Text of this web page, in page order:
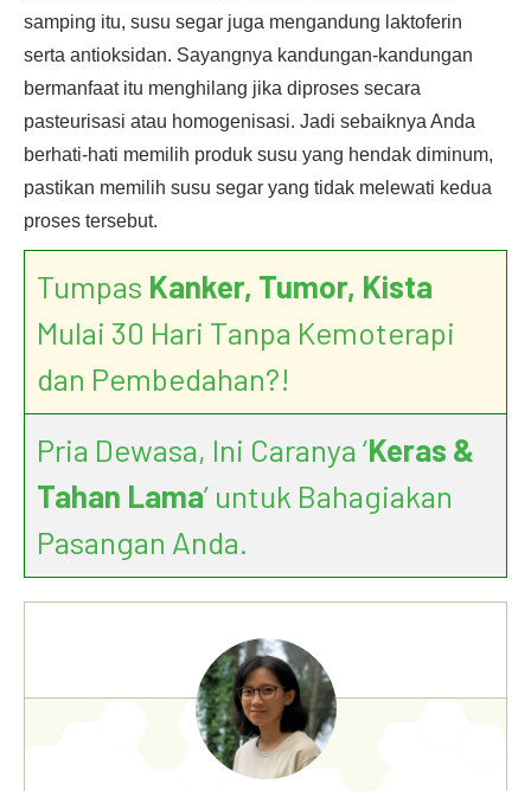
samping itu, susu segar juga mengandung laktoferin
serta antioksidan. Sayangnya kandungan-kandungan
bermanfaat itu menghilang jika diproses secara
pasteurisasi atau homogenisasi. Jadi sebaiknya Anda
berhati-hati memilih produk susu yang hendak diminum,
pastikan memilih susu segar yang tidak melewati kedua
proses tersebut.
Tumpas Kanker, Tumor, Kista
Mulai 30 Hari Tanpa Kemoterapi
dan Pembedahan?!
Pria Dewasa, Ini Caranya ‘Keras &
Tahan Lama’ untuk Bahagiakan
Pasangan Anda.